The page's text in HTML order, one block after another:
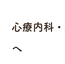
心療内科
へ